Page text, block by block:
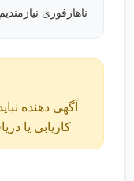
ناهارفوری نیازمندیم
آگهی دهنده
کاریابی یا